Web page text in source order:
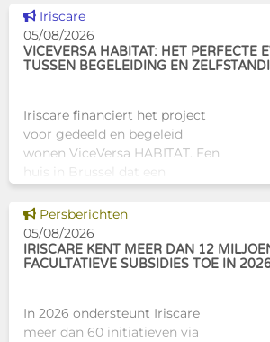
Dit nieuws tonen
Iriscare
05/08/2026
VICEVERSA HABITAT: HET PERFECTE
TUSSEN BEGELEIDING EN
Iriscare financiert het project
voor gedeeld en begeleid
wonen ViceVersa HABITAT. Een
huis in Brussel dat een
alternatief biedt voor de
traditionele
huisvestingsstructuren v
Dit nieuws tonen
Persberichten
05/08/2026
IRISCARE KENT MEER DAN 12
FACULTATIEVE SUBSIDIES TOE IN
In 2026 ondersteunt Iriscare
meer dan 60 initiatieven via